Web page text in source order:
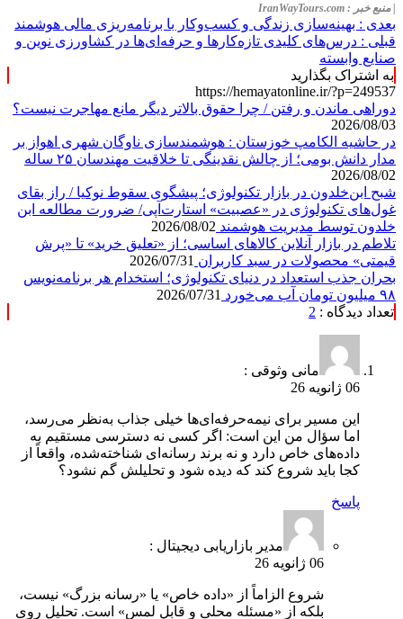
| منبع خبر : IranWayTours.com
بعدی : بهینه‌سازی زندگی و کسب‌وکار با برنامه‌ریزی مالی هوشمند
قبلی : درس‌های کلیدی تازه‌کارها و حرفه‌ای‌ها در کشاورزی نوین و
صنایع وابسته
به اشتراک بگذارید
https://hemayatonline.ir/?p=249537
دوراهی ماندن و رفتن / چرا حقوق بالاتر دیگر مانع مهاجرت نیست؟
2026/08/03
در حاشیه الکامپ خوزستان : هوشمندسازی ناوگان شهری اهواز بر
مدار دانش بومی؛ از چالش نقدینگی تا خلاقیت مهندسان ۲۵ ساله
2026/08/02
شبح ابن‌خلدون در بازار تکنولوژی؛ پیشگوی سقوط نوکیا / راز بقای
غول‌های تکنولوژی در «عصبیت» استارت‌آپی/ ضرورت مطالعه ابن
خلدون توسط مدیریت هوشمند 2026/08/02
تلاطم در بازار آنلاین کالاهای اساسی؛ از «تعلیق خرید» تا «پرش
قیمتی» محصولات در سبد کاربران 2026/07/31
بحران جذب استعداد در دنیای تکنولوژی؛ استخدام هر برنامه‌نویس
۹۸ میلیون تومان آب می‌خورد
2026/07/31
تعداد دیدگاه : 2
مانی وثوقی :
06 ژانویه 26
این مسیر برای نیمه‌حرفه‌ای‌ها خیلی جذاب به‌نظر می‌رسد،
اما سؤال من این است: اگر کسی نه دسترسی مستقیم به
داده‌های خاص دارد و نه برند رسانه‌ای شناخته‌شده، واقعاً از
کجا باید شروع کند که دیده شود و تحلیلش گم نشود؟
پاسخ
مدیر بازاریابی دیجیتال :
06 ژانویه 26
شروع الزاماً از «داده خاص» یا «رسانه بزرگ» نیست،
بلکه از «مسئله محلی و قابل لمس» است. تحلیل روی